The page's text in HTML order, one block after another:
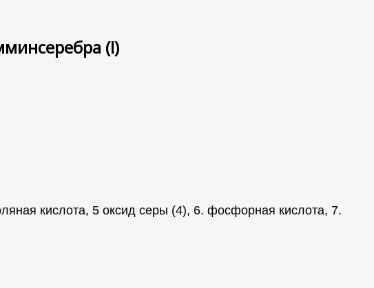
(I)
кислота, 5 оксид серы (4), 6. фосфорная кислота, 7.